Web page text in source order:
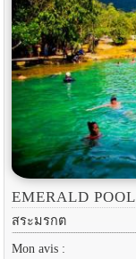
EMERALD POOL
สระมรกต
Mon avis :